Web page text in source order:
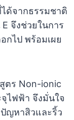
ด้จากธรรมชาติ
จึงช่วยในการ
กไป พร้อมเผย
ตร Non-ionic
ไฟฟ้า จึงมั่นใจ
ญหาสิวและริ้ว